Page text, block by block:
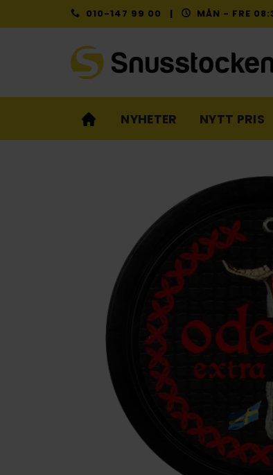
to
010-147 99 00 | MÅN - FRE
NYHETER NYTT PRIS